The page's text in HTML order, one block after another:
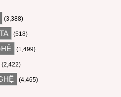
(3,388)
(518)
(1,499)
(2,422)
(4,465)